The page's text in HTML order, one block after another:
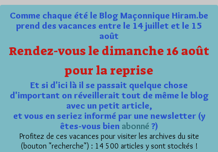
Comme chaque été le Blog Maçonnique Hiram.be
prend des vacances entre le 14 juillet et le 15
août
Rendez-vous le dimanche 16 août
pour la reprise
Et si d'ici là il se passait quelque chose
d'important on réveillerait tout de même le blog
avec un petit article,
et vous en seriez informé par une newsletter (y
êtes-vous bien abonné ?)
Profitez de ces vacances pour visiter les archives du site
(bouton "recherche") : 14 500 articles y sont stockés !